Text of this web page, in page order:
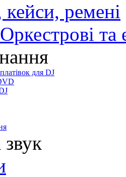
ремені
та
для DJ
звук